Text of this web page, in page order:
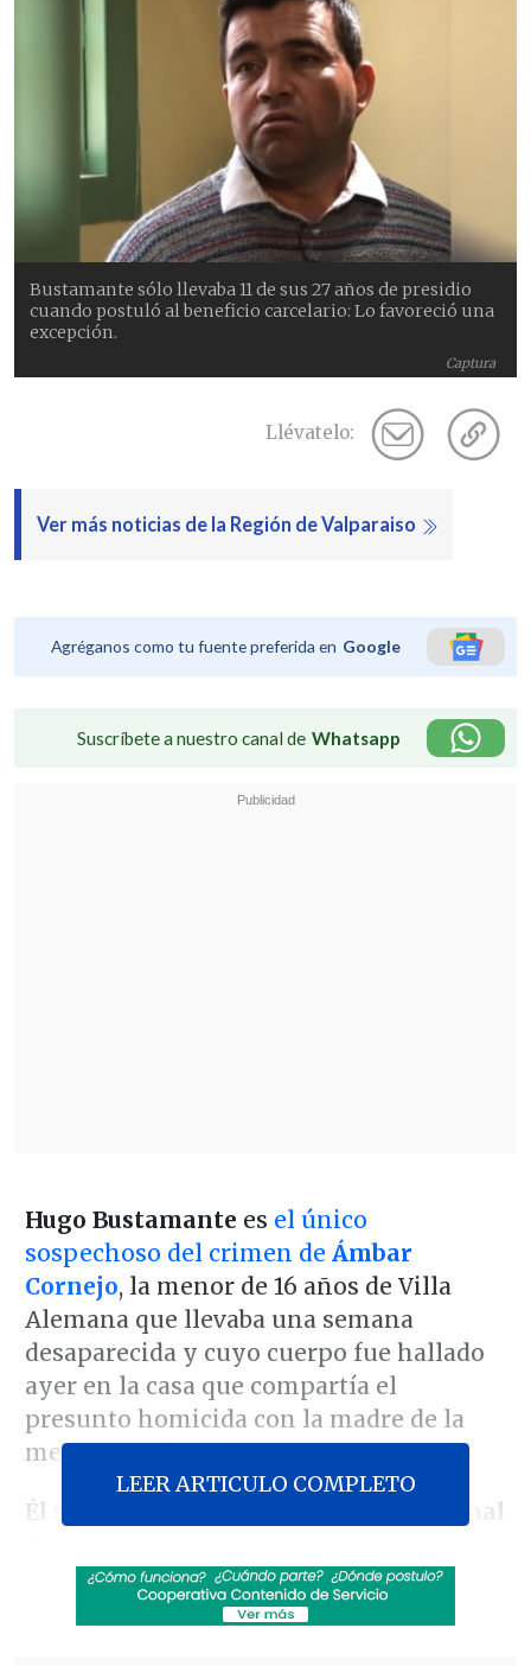
Captura
Bustamante sólo llevaba 11 de sus 27 años de presidio
cuando postuló al beneficio carcelario: Lo favoreció una
excepción.
Llévatelo:
Ver más noticias de la Región de Valparaiso
Agréganos como tu fuente preferida en Google
Suscríbete a nuestro canal de Whatsapp
Hugo Bustamante es el único
sospechoso del crimen de Ámbar
Cornejo, la menor de 16 años de Villa
Alemana que llevaba una semana
desaparecida y cuyo cuerpo fue hallado
ayer en la casa que compartía el
presunto homicida con la madre de la
menor, Denisse Llanos.
Él se encontraba en libertad condicional
una pena de 27 por un doble homicidio:
el asesinato en 2005 de su ex pareja y
LEER ARTICULO COMPLETO